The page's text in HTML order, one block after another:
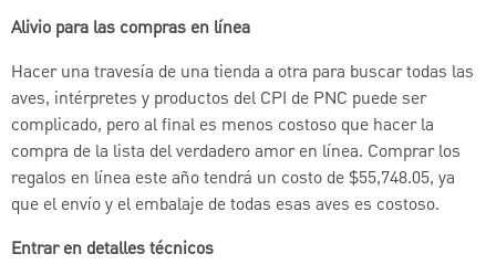
Alivio para las compras en línea
Hacer una travesía de una tienda a otra para buscar todas las
aves, intérpretes y productos del CPI de PNC puede ser
complicado, pero al final es menos costoso que hacer la
compra de la lista del verdadero amor en línea. Comprar los
regalos en línea este año tendrá un costo de $55,748.05, ya
que el envío y el embalaje de todas esas aves es costoso.
Entrar en detalles técnicos